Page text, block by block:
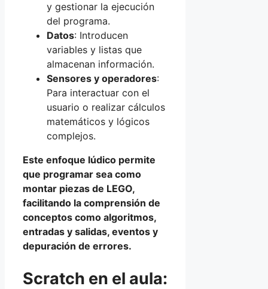
y gestionar la ejecución
del programa.
Datos: Introducen
variables y listas que
almacenan información.
Sensores y operadores:
Para interactuar con el
usuario o realizar cálculos
matemáticos y lógicos
complejos.
Este enfoque lúdico permite
que programar sea como
montar piezas de LEGO,
facilitando la comprensión de
conceptos como algoritmos,
entradas y salidas, eventos y
depuración de errores.
Scratch en el aula: